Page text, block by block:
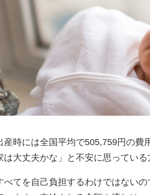
産時には全国平均で505,759円の
大丈夫かな」と不安に思っている
べてを自己負担するわけではない